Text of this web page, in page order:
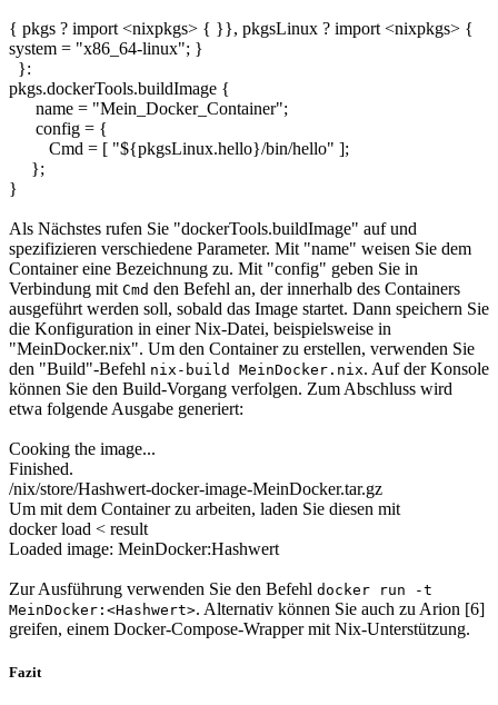
{ pkgs ? import <nixpkgs> { }}, pkgsLinux ? import <nixpkgs> {
system = "x86_64-linux"; }
}:
pkgs.dockerTools.buildImage {
name = "Mein_Docker_Container";
config = {
Cmd = [ "${pkgsLinux.hello}/bin/hello" ];
};
}
Als Nächstes rufen Sie "dockerTools.buildImage" auf und
spezifizieren verschiedene Parameter. Mit "name" weisen Sie dem
Container eine Bezeichnung zu. Mit "config" geben Sie in
Verbindung mit Cmd den Befehl an, der innerhalb des Containers
ausgeführt werden soll, sobald das Image startet. Dann speichern Sie
die Konfiguration in einer Nix-Datei, beispielsweise in
"MeinDocker.nix". Um den Container zu erstellen, verwenden Sie
den "Build"-Befehl nix-build MeinDocker.nix. Auf der Konsole
können Sie den Build-Vorgang verfolgen. Zum Abschluss wird
etwa folgende Ausgabe generiert:
Cooking the image...
Finished.
/nix/store/Hashwert-docker-image-MeinDocker.tar.gz
Um mit dem Container zu arbeiten, laden Sie diesen mit
docker load < result
Loaded image: MeinDocker:Hashwert
Zur Ausführung verwenden Sie den Befehl docker run -t
MeinDocker:<Hashwert>. Alternativ können Sie auch zu Arion [6]
greifen, einem Docker-Compose-Wrapper mit Nix-Unterstützung.
Fazit